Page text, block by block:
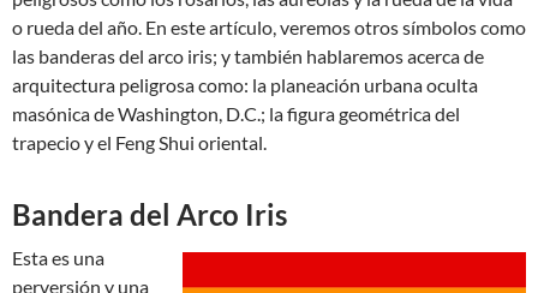
o rueda del año. En este artículo, veremos otros símbolos como
las banderas del arco iris; y también hablaremos acerca de
arquitectura peligrosa como: la planeación urbana oculta
masónica de Washington, D.C.; la figura geométrica del
trapecio y el Feng Shui oriental.
Bandera del Arco Iris
Esta es una
perversión y una